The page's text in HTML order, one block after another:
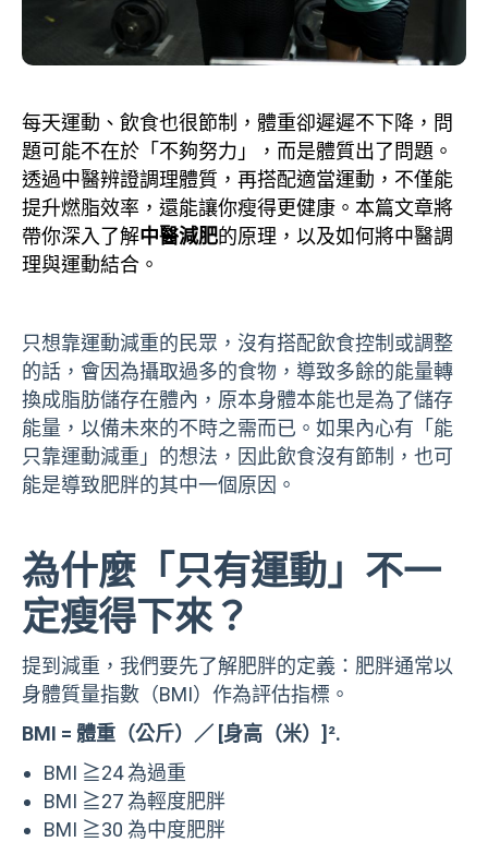
每天運動、飲食也很節制，體重卻遲遲不下降，問
題可能不在於「不夠努力」，而是體質出了問題。
透過中醫辨證調理體質，再搭配適當運動，不僅能
提升燃脂效率，還能讓你瘦得更健康。本篇文章將
帶你深入了解中醫減肥的原理，以及如何將中醫調
理與運動結合。
只想靠運動減重的民眾，沒有搭配飲食控制或調整
的話，會因為攝取過多的食物，導致多餘的能量轉
換成脂肪儲存在體內，原本身體本能也是為了儲存
能量，以備未來的不時之需而已。如果內心有「能
只靠運動減重」的想法，因此飲食沒有節制，也可
能是導致肥胖的其中一個原因。
為什麼「只有運動」不一
定瘦得下來？
提到減重，我們要先了解肥胖的定義：肥胖通常以
身體質量指數（BMI）作為評估指標。
BMI = 體重（公斤）／ [身高（米）]².
BMI ≧24 為過重
BMI ≧27 為輕度肥胖
BMI ≧30 為中度肥胖